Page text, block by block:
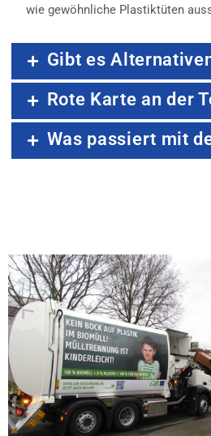
wie gewöhnliche Plastiktüten
Gibt es
Rote Karte an der
Was passiert mit